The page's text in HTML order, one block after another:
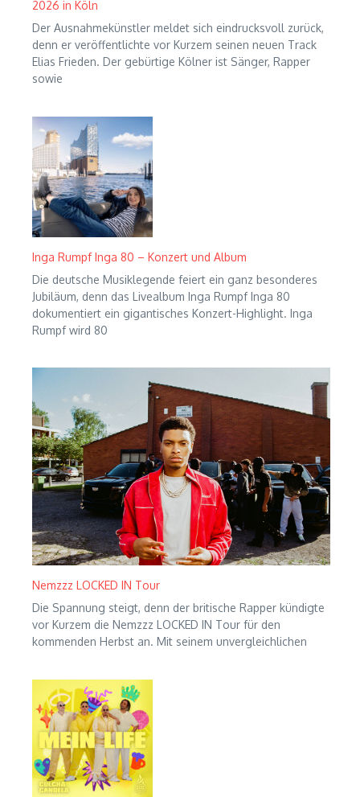
2026 in Köln
Der Ausnahmekünstler meldet sich eindrucksvoll zurück,
denn er veröffentlichte vor Kurzem seinen neuen Track
Elias Frieden. Der gebürtige Kölner ist Sänger, Rapper
sowie
Inga Rumpf Inga 80 – Konzert und Album
Die deutsche Musiklegende feiert ein ganz besonderes
Jubiläum, denn das Livealbum Inga Rumpf Inga 80
dokumentiert ein gigantisches Konzert-Highlight. Inga
Rumpf wird 80
Nemzzz LOCKED IN Tour
Die Spannung steigt, denn der britische Rapper kündigte
vor Kurzem die Nemzzz LOCKED IN Tour für den
kommenden Herbst an. Mit seinem unvergleichlichen